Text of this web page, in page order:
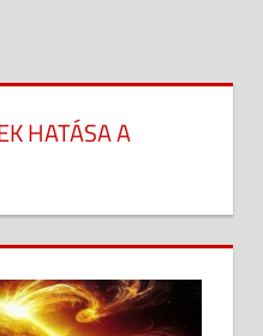
HATÁSA A